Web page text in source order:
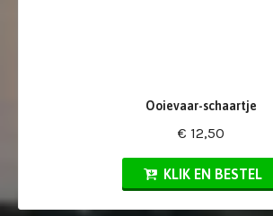
Ooievaar-schaartje
€ 12,50
KLIK EN BESTEL